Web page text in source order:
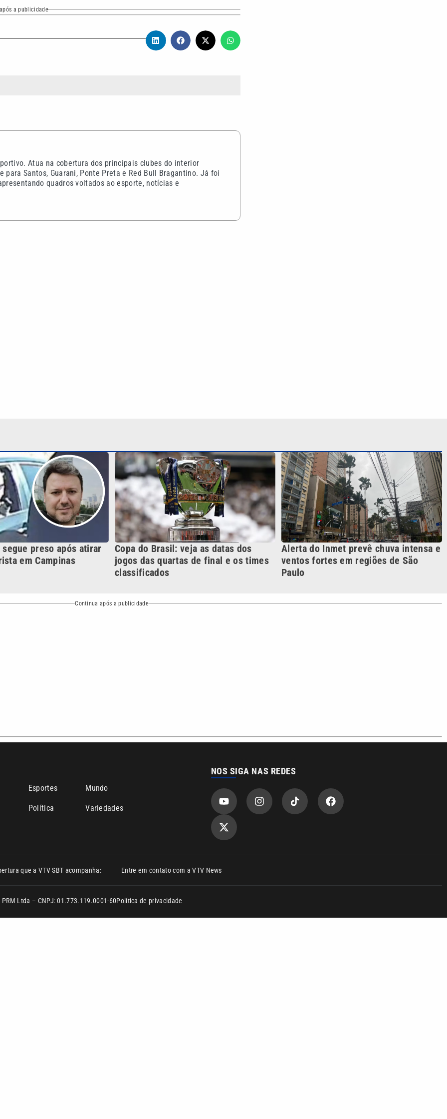
a publicidade
Atua na cobertura dos principais clubes do interior
para Santos, Guarani, Ponte Preta e Red Bull Bragantino. Já foi
quadros voltados ao esporte, notícias e
Continua após a publicidade
Esportes
Política Variedades
NOS SIGA NAS REDES